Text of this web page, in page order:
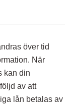
över tid
När
kan din
av att
lån betalas av